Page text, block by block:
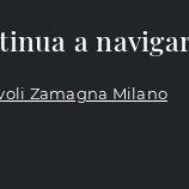
a
Zamagna Milano